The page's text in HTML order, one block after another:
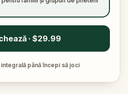
· $29.99
până începi să joci